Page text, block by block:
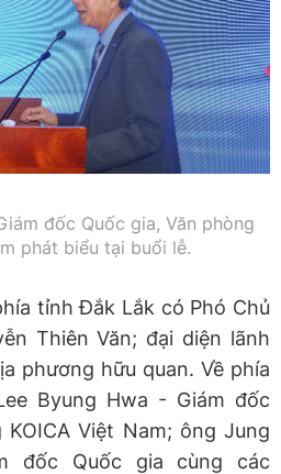
đốc Quốc gia, Văn phòng
phát biểu tại buổi lễ.
tỉnh Đắk Lắk có Phó Chủ
Thiên Văn; đại diện lãnh
phương hữu quan. Về phía
Byung Hwa - Giám đốc
Việt Nam; ông Jung
đốc Quốc gia cùng các